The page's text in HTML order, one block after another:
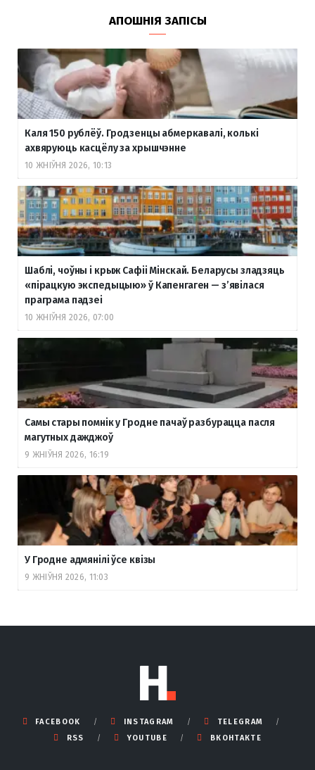
АПОШНІЯ ЗАПІСЫ
Каля 150 рублёў. Гродзенцы абмеркавалі, колькі
ахвяруюць касцёлу за хрышчэнне
10 ЖНІЎНЯ 2026, 10:13
Шаблі, чоўны і крыж Сафіі Мінскай. Беларусы зладзяць
«пірацкую экспедыцыю» ў Капенгаген — з’явілася
праграма падзеі
10 ЖНІЎНЯ 2026, 07:00
Самы стары помнік у Гродне пачаў разбурацца пасля
магутных дажджоў
9 ЖНІЎНЯ 2026, 16:19
У Гродне адмянілі ўсе квізы
9 ЖНІЎНЯ 2026, 11:03
FACEBOOK INSTAGRAM
TELEGRAM
RSS
YOUTUBE ВКОНТАКТЕ